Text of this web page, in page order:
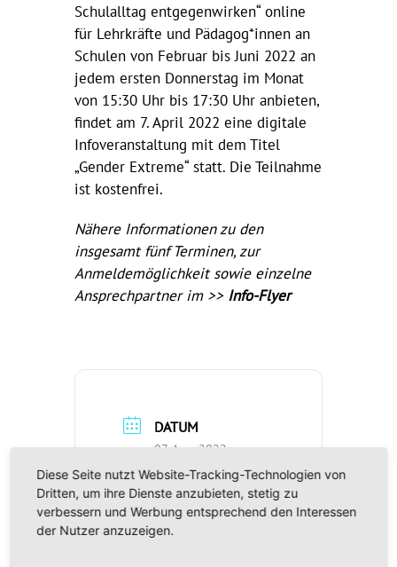
Schulalltag entgegenwirken“ online
für Lehrkräfte und Pädagog*innen an
Schulen von Februar bis Juni 2022 an
jedem ersten Donnerstag im Monat
von 15:30 Uhr bis 17:30 Uhr anbieten,
findet am 7. April 2022 eine digitale
Infoveranstaltung mit dem Titel
„Gender Extreme“ statt. Die Teilnahme
ist kostenfrei.
Nähere Informationen zu den
insgesamt fünf Terminen, zur
Anmeldemöglichkeit sowie einzelne
Ansprechpartner im >> Info-Flyer
DATUM
07. Apr.. 2022
Vorbei!
UHRZEIT
Diese Seite nutzt Website-Tracking-Technologien von
Dritten, um ihre Dienste anzubieten, stetig zu
verbessern und Werbung entsprechend den Interessen
der Nutzer anzuzeigen.